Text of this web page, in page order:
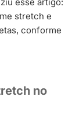
esse artigo:
stretch e
conforme
no